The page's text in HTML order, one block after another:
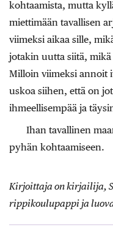
kohtaamista, mutta
miettimään tavallisen
viimeksi aikaa sille,
jotakin uutta siitä,
Milloin viimeksi annoit
uskoa siihen, että on
ihmeellisempää ja
Ihan tavallinen
pyhän kohtaamiseen.
Kirjoittaja on kirjailija,
rippikoulupappi ja